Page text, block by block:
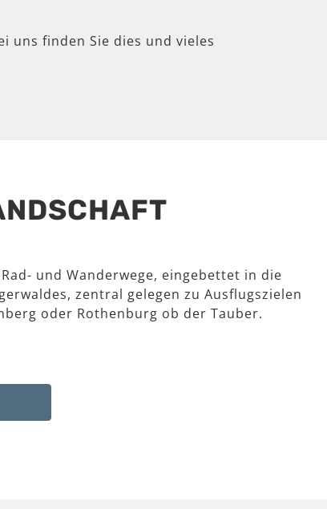
uns finden Sie dies und vieles
und Wanderwege, eingebettet in die
zentral gelegen zu Ausflugszielen
oder Rothenburg ob der Tauber.